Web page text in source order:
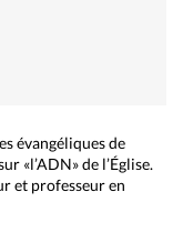
évangéliques de
«l’ADN» de l’Église.
et professeur en